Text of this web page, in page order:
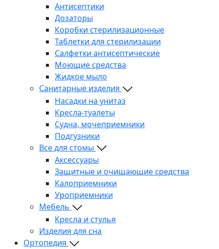
Антисептики
Дозаторы
Коробки стерилизационные
Таблетки для стерилизации
Салфетки антисептические
Моющие средства
Жидкое мыло
Санитарные изделия
Насадки на унитаз
Кресла-туалеты
Судна, мочеприемники
Подгузники
Все для стомы
Аксессуары
Защитные и очищающие средства
Калоприемники
Уроприемники
Мебель
Кресла и стулья
Изделия для сна
Ортопедия